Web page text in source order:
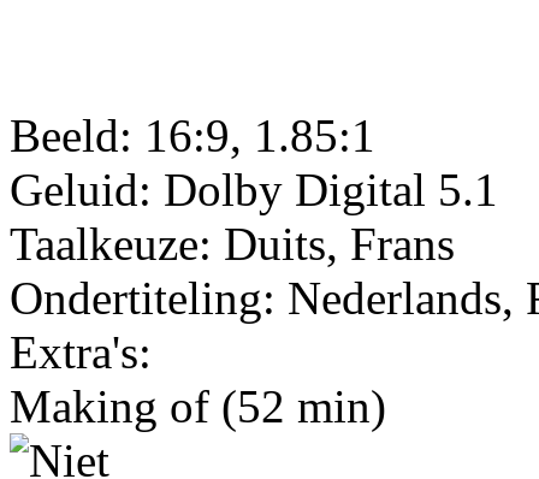
Beeld: 16:9, 1.85:1
Geluid: Dolby Digital 5.1
Taalkeuze: Duits, Frans
Ondertiteling: Nederlands,
Extra's:
Making of (52 min)